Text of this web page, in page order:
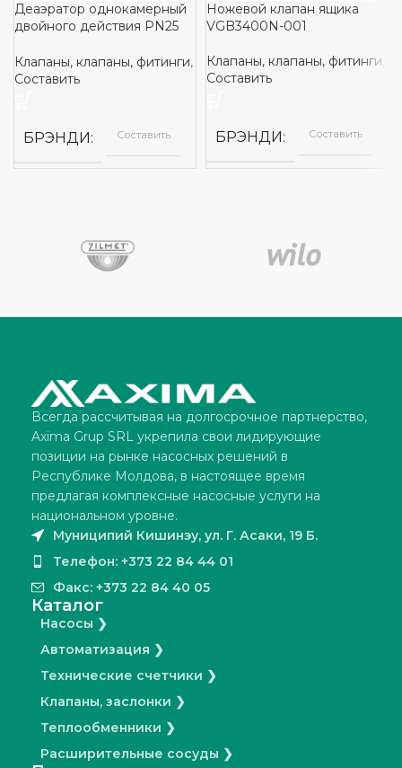
Деаэратор однокамерный
двойного действия PN25
Клапаны, клапаны, фитинги,
Составить
БРЭНДИ Составить
Ножевой клапан ящика
VGB3400N-001
Клапаны, клапаны, фитинги
Составить
БРЭНДИ Составить
Всегда рассчитывая на долгосрочное партнерство,
Axima Grup SRL укрепила свои лидирующие
позиции на рынке насосных решений в
Республике Молдова, в настоящее время
предлагая комплексные насосные услуги на
национальном уровне.
Муниципий Кишинэу, ул. Г. Асаки, 19 Б.
Телефон: +373 22 84 44 01
Факс: +373 22 84 40 05
Каталог
Насосы ❯
Автоматизация ❯
Технические счетчики ❯
Клапаны, заслонки ❯
Теплообменники ❯
Расширительные сосуды ❯